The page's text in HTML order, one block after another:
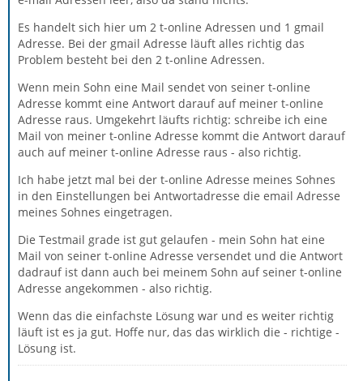
Es handelt sich hier um 2 t-online Adressen und 1 gmail
Adresse. Bei der gmail Adresse läuft alles richtig das
Problem besteht bei den 2 t-online Adressen.
Wenn mein Sohn eine Mail sendet von seiner t-online
Adresse kommt eine Antwort darauf auf meiner t-online
Adresse raus. Umgekehrt läufts richtig: schreibe ich eine
Mail von meiner t-online Adresse kommt die Antwort darauf
auch auf meiner t-online Adresse raus - also richtig.
Ich habe jetzt mal bei der t-online Adresse meines Sohnes
in den Einstellungen bei Antwortadresse die email Adresse
meines Sohnes eingetragen.
Die Testmail grade ist gut gelaufen - mein Sohn hat eine
Mail von seiner t-online Adresse versendet und die Antwort
dadrauf ist dann auch bei meinem Sohn auf seiner t-online
Adresse angekommen - also richtig.
Wenn das die einfachste Lösung war und es weiter richtig
läuft ist es ja gut. Hoffe nur, das das wirklich die - richtige -
Lösung ist.